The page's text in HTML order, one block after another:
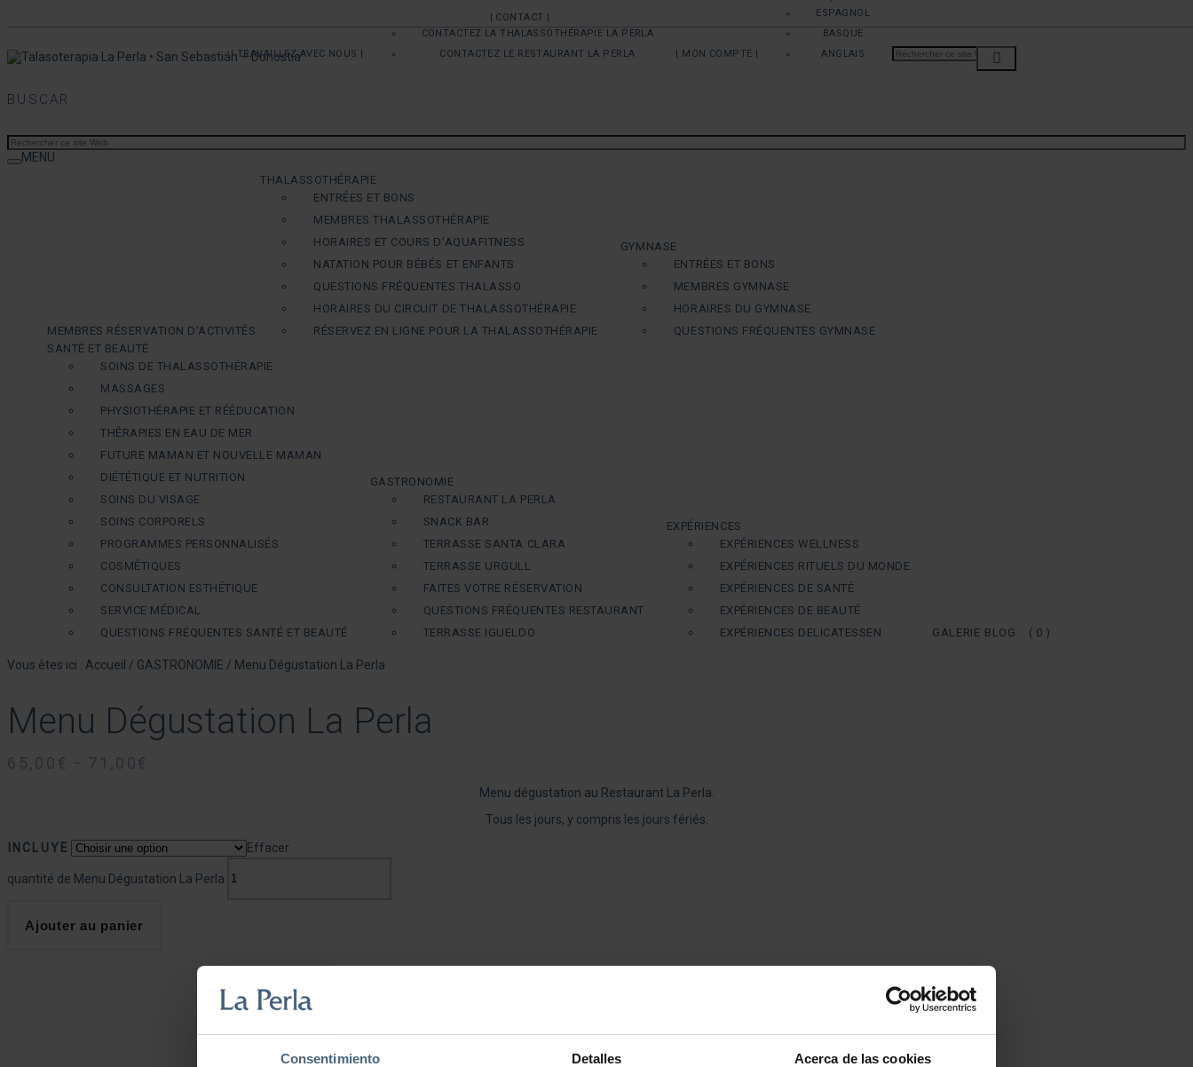
Consentimiento Detalles Acerca de las cookies
| TRAVAILLEZ AVEC NOUS |
| CONTACT |
CONTACTEZ LA THALASSOTHÉRAPIE LA PERLA
CONTACTEZ LE RESTAURANT LA PERLA
| MON COMPTE |
ESPAGNOL
BASQUE
ANGLAIS
BUSCAR
MENU
MEMBRES RÉSERVATION D’ACTIVITÉS
THALASSOTHÉRAPIE
ENTRÉES ET BONS
MEMBRES THALASSOTHÉRAPIE
HORAIRES ET COURS D’AQUAFITNESS
NATATION POUR BÉBÉS ET ENFANTS
QUESTIONS FRÉQUENTES THALASSO
HORAIRES DU CIRCUIT DE THALASSOTHÉRAPIE
RÉSERVEZ EN LIGNE POUR LA THALASSOTHÉRAPIE
GYMNASE
ENTRÉES ET BONS
MEMBRES GYMNASE
HORAIRES DU GYMNASE
QUESTIONS FRÉQUENTES GYMNASE
SANTÉ ET BEAUTÉ
SOINS DE THALASSOTHÉRAPIE
MASSAGES
PHYSIOTHÉRAPIE ET RÉÉDUCATION
THÉRAPIES EN EAU DE MER
FUTURE MAMAN ET NOUVELLE MAMAN
DIÉTÉTIQUE ET NUTRITION
SOINS DU VISAGE
SOINS CORPORELS
PROGRAMMES PERSONNALISÉS
COSMÉTIQUES
CONSULTATION ESTHÉTIQUE
SERVICE MÉDICAL
QUESTIONS FRÉQUENTES SANTÉ ET BEAUTÉ
GASTRONOMIE
RESTAURANT LA PERLA
SNACK BAR
TERRASSE SANTA CLARA
TERRASSE URGULL
FAITES VOTRE RÉSERVATION
QUESTIONS FRÉQUENTES RESTAURANT
TERRASSE IGUELDO
EXPÉRIENCES
EXPÉRIENCES WELLNESS
EXPÉRIENCES RITUELS DU MONDE
EXPÉRIENCES DE SANTÉ
EXPÉRIENCES DE BEAUTÉ
EXPÉRIENCES DELICATESSEN
GALERIE BLOG ( 0 )
Vous êtes ici : Accueil / GASTRONOMIE / Menu Dégustation La Perla
Menu Dégustation La Perla
65,00 € – 71,00€
Menu dégustation au Restaurant La Perla.
Tous les jours, y compris les jours fériés.
INCLUYE
Effacer
quantité de Menu Dégustation La Perla
Ajouter au panier